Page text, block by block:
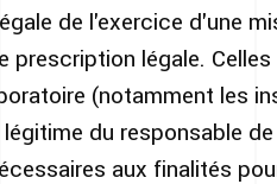
de l'exercice d'une
prescription légale.
(notamment les
du responsable
aux finalités